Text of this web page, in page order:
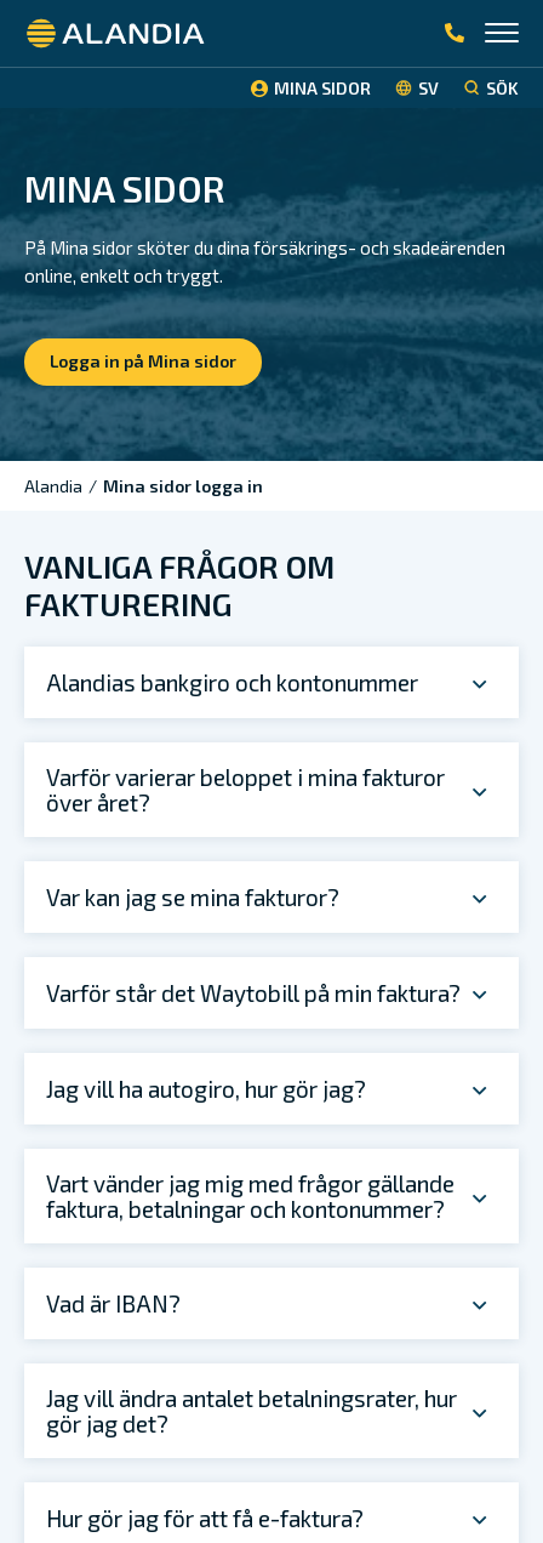
Alandia
MINA SIDOR SV SÖK
MINA SIDOR
På Mina sidor sköter du dina försäkrings- och skadeärenden
online, enkelt och tryggt.
Logga in på Mina sidor
Alandia / Mina sidor logga in
VANLIGA FRÅGOR OM
FAKTURERING
Alandias bankgiro och kontonummer
Varför varierar beloppet i mina fakturor
över året?
Var kan jag se mina fakturor?
Varför står det Waytobill på min faktura?
Jag vill ha autogiro, hur gör jag?
Vart vänder jag mig med frågor gällande
faktura, betalningar och kontonummer?
Vad är IBAN?
Jag vill ändra antalet betalningsrater, hur
gör jag det?
Hur gör jag för att få e-faktura?